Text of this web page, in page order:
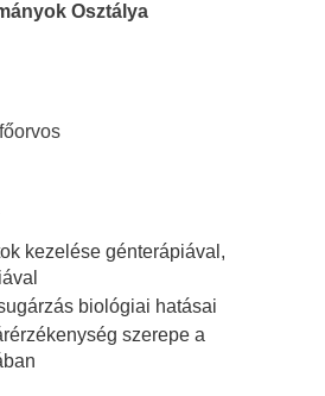
Osztálya
kezelése génterápiával,
biológiai hatásai
szerepe a